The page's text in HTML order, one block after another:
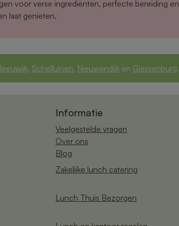
voor verse ingrediënten, perfecte bereiding en
laat genieten.
, Schelluinen, Nieuwendijk en Giessenburg.
Informatie
Veelgestelde vragen
Over ons
Blog
Zakelijke lunch catering
Lunch Thuis Bezorgen